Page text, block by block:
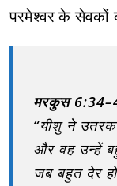
परमेश्वर के सेवकों
मरकुस
“यीशु ने
और वह उन्हें
जब बहुत देर